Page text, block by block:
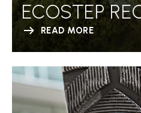
ECOSTEP
READ MORE